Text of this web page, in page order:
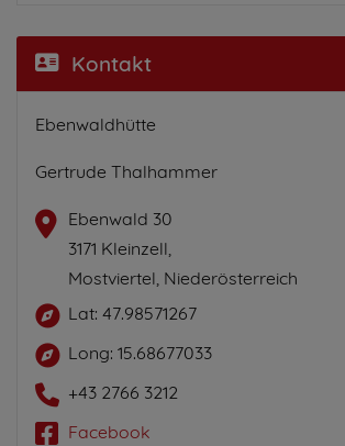
Kontakt
Ebenwaldhütte
Gertrude Thalhammer
Ebenwald 30
3171 Kleinzell,
Mostviertel, Niederösterreich
Lat: 47.98571267
Long: 15.68677033
+43 2766 3212
Facebook